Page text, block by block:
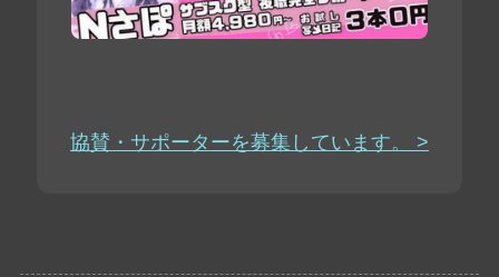
協賛・サポーターを募集しています。 >